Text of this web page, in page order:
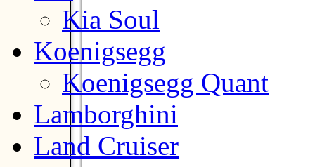
Kia Soul
Koenigsegg
Koenigsegg Quant
Lamborghini
Land Cruiser